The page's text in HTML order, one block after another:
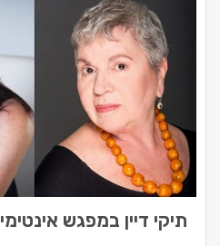
תיקי דיין במפגש אינטימי